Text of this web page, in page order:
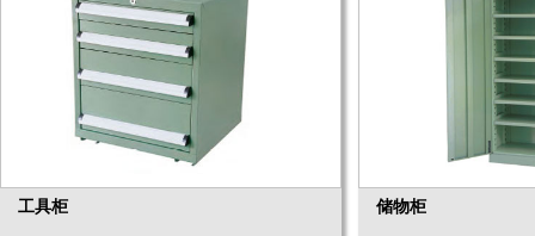
工具柜 储物柜